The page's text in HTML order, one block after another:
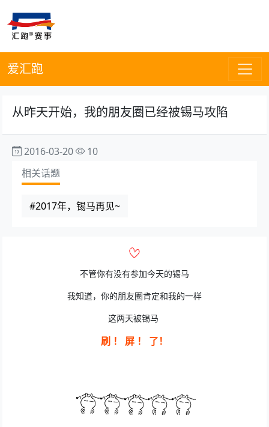
爱汇跑
从昨天开始，我的朋友圈已经被锡马攻陷
2016-03-20
10
相关话题
#2017年，锡马再见~
不管你有没有参加今天的锡马
我知道，你的朋友圈肯定和我的一样
这两天被锡马
刷 ！ 屏 ！ 了！